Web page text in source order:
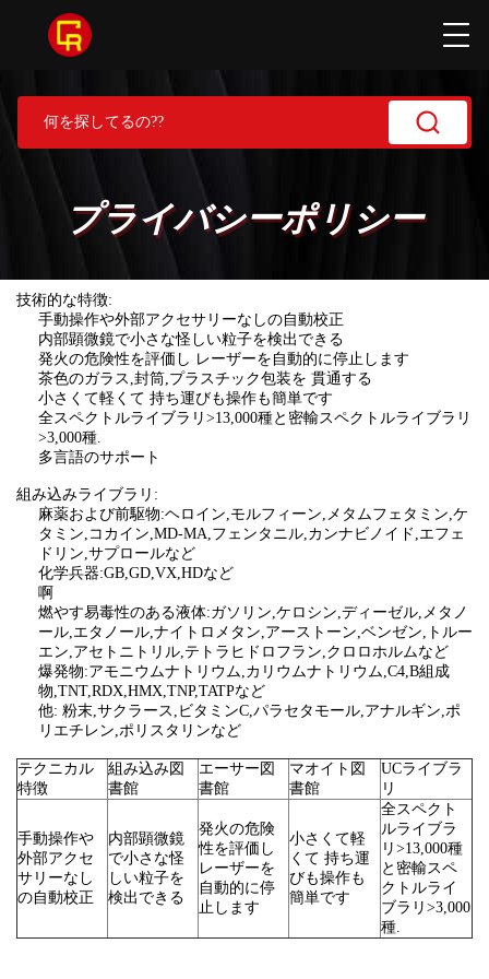
プライバシーポリシー
技術的な特徴:
手動操作や外部アクセサリーなしの自動校正
内部顕微鏡で小さな怪しい粒子を検出できる
発火の危険性を評価し レーザーを自動的に停止します
茶色のガラス,封筒,プラスチック包装を 貫通する
小さくて軽くて 持ち運びも操作も簡単です
全スペクトルライブラリ>13,000種と密輸スペクトルライブラリ
>3,000種.
多言語のサポート
組み込みライブラリ:
麻薬および前駆物:ヘロイン,モルフィーン,メタムフェタミン,ケ
タミン,コカイン,MD-MA,フェンタニル,カンナビノイド,エフェ
ドリン,サプロールなど
化学兵器:GB,GD,VX,HDなど
啊
燃やす易毒性のある液体:ガソリン,ケロシン,ディーゼル,メタノ
ール,エタノール,ナイトロメタン,アーストーン,ベンゼン,トルー
エン,アセトニトリル,テトラヒドロフラン,クロロホルムなど
爆発物:アモニウムナトリウム,カリウムナトリウム,C4,B組成
物,TNT,RDX,HMX,TNP,TATPなど
他: 粉末,サクラース,ビタミンC,パラセタモール,アナルギン,ポ
リエチレン,ポリスタリンなど
テクニカル
特徴
組み込み図
書館
エーサー図
書館
マオイト図
書館
UCライブラ
リ
手動操作や
外部アクセ
サリーなし
の自動校正
内部顕微鏡
で小さな怪
しい粒子を
検出できる
発火の危険
性を評価し
レーザーを
自動的に停
止します
小さくて軽
くて 持ち運
びも操作も
簡単です
全スペクト
ルライブラ
リ>13,000種
と密輸スペ
クトルライ
ブラリ>3,000
種.